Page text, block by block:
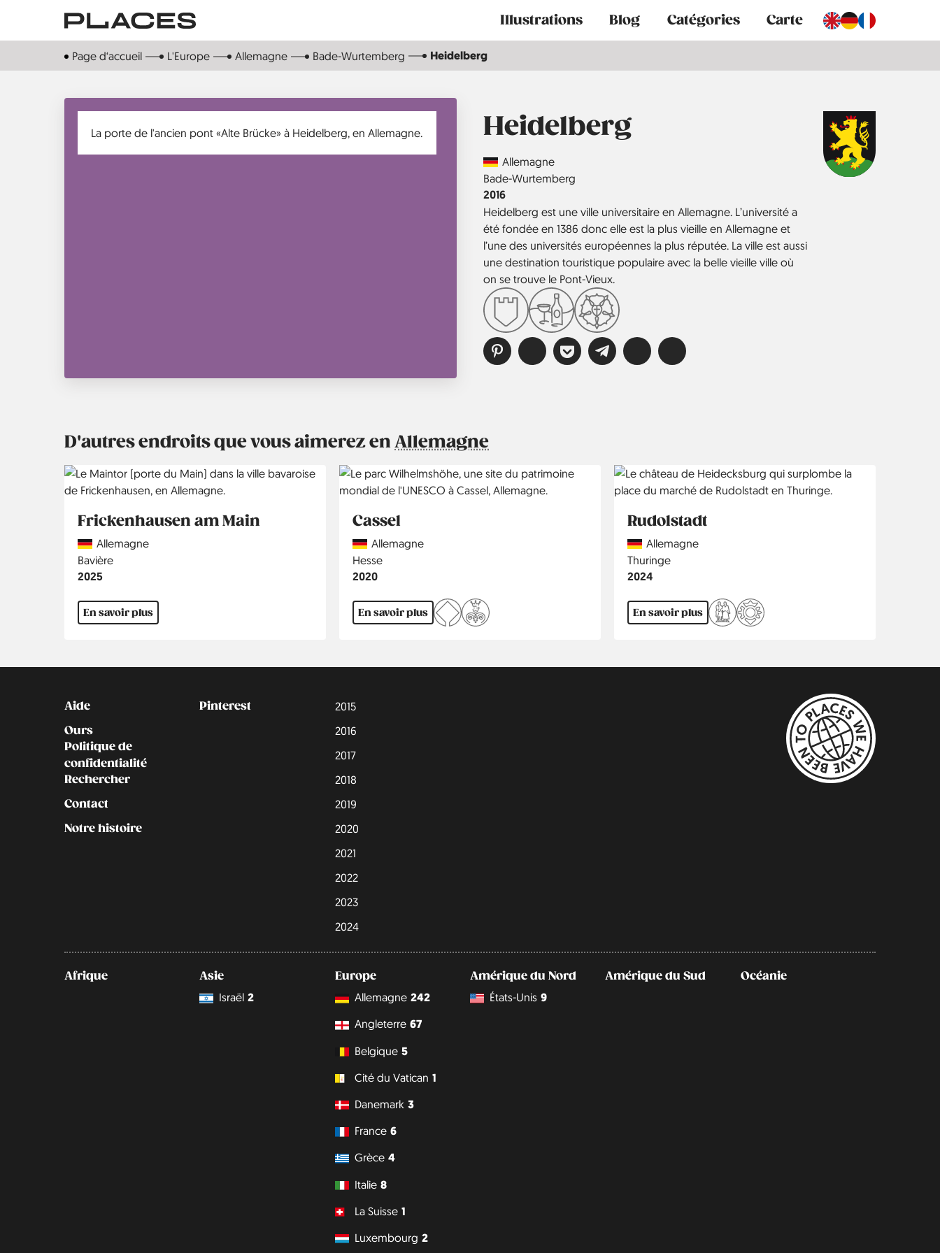
contenu
Main
navigation
Illustrations Blog Catégories Carte
Page d‘accueil L'Europe Allemagne Bade-Wurtemberg Heidelberg
Heidelberg
CountryAllemagne
Région
Bade-Wurtemberg
Année
2016
Heidelberg est une ville universitaire en Allemagne. L’université a
été fondée en 1386 donc elle est la plus vieille en Allemagne et
l’une des universités européennes la plus réputée. La ville est aussi
une destination touristique populaire avec la belle vieille ville où
on se trouve le Pont-Vieux.
D'autres endroits que vous aimerez en Allemagne
Frickenhausen am Main
CountryAllemagne
Région
Bavière
Année
2025
En savoir plus
Cassel
CountryAllemagne
Région
Hesse
Année
2020
En savoir plus
Rudolstadt
CountryAllemagne
Région
Thuringe
Année
2024
En savoir plus
Kontakt
Aide
Ours
Politique de
confidentialité
Rechercher
Contact
Notre histoire
Social
Pinterest
2015
2016
2017
2018
2019
2020
2021
2022
2023
2024
Afrique
Asie
Israël 2
Europe
Allemagne 242
Angleterre 67
Belgique 5
Cité du Vatican 1
Danemark 3
France 6
Grèce 4
Italie 8
La Suisse 1
Luxembourg 2
Amérique du Nord
États-Unis 9
Amérique du Sud Océanie